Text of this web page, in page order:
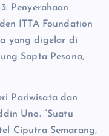
Penyerahaan
ITTA Foundation
yang digelar di
Sapta Pesona,
Pariwisata dan
Uno. “Suatu
Ciputra Semarang,